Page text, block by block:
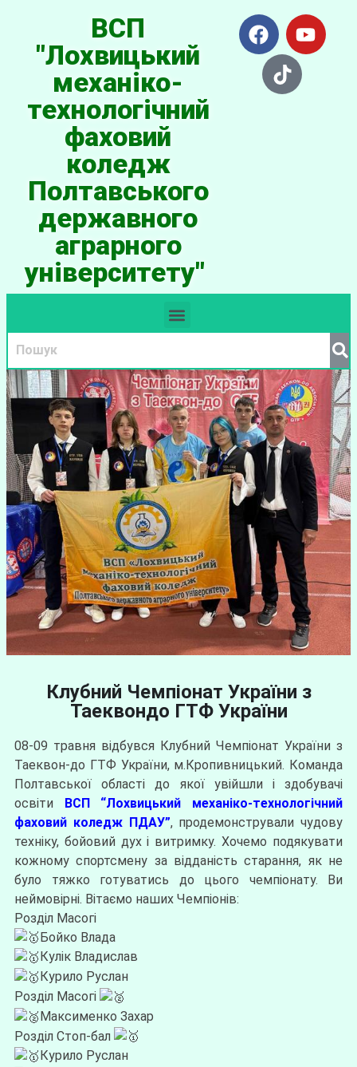
ВСП
"Лохвицький
механіко-
технологічний
фаховий
коледж
Полтавського
державного
аграрного
університету"
Клубний Чемпіонат України з
Таеквондо ГТФ України
08-09 травня відбувся Клубний Чемпіонат України з
Таеквон-до ГТФ України, м.Кропивницький. Команда
Полтавської області до якої увійшли і здобувачі
освіти ВСП “Лохвицький механіко-технологічний
фаховий коледж ПДАУ”, продемонстрували чудову
техніку, бойовий дух і витримку. Хочемо подякувати
кожному спортсмену за відданість старання, як не
було тяжко готуватись до цього чемпіонату. Ви
неймовірні. Вітаємо наших Чемпіонів:
Розділ Масогі
Бойко Влада
Кулік Владислав
Курило Руслан
Розділ Масогі
Максименко Захар
Розділ Стоп-бал
Курило Руслан